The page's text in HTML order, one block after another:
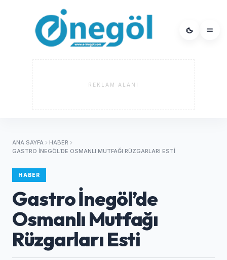
REKLAM ALANI
ANA SAYFA
HABER
GASTRO İNEGÖL’DE OSMANLI MUTFAĞI RÜZGARLARI ESTI
HABER
Gastro İnegöl’de
Osmanlı Mutfağı
Rüzgarları Esti